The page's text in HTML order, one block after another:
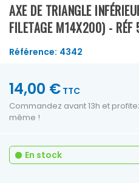
AXE DE TRIANGLE
FILETAGE M14X200) -
Référence: 4342
14,00 € TTC
Commandez avant 13h et
même !
En stock